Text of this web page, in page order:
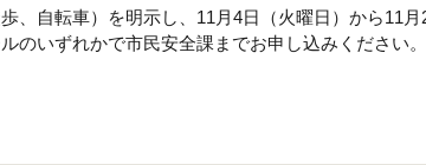
、自転車）を明示し、11月4日（火曜日）から11月
のいずれかで市民安全課までお申し込みください。